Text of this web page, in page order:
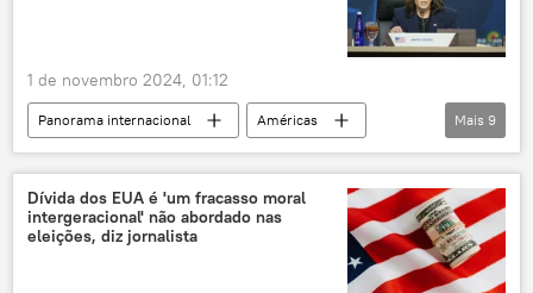
1 de novembro 2024, 01:12
Panorama internacional
Américas
Mundo
Kamala Harris
Donald Trump
Joe Biden
Estados Unidos
Minnesota
Mais 9
Dívida dos EUA é 'um fracasso moral
intergeracional' não abordado nas
eleições, diz jornalista